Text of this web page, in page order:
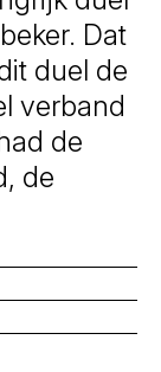
Dat
duel de
verband
de
de